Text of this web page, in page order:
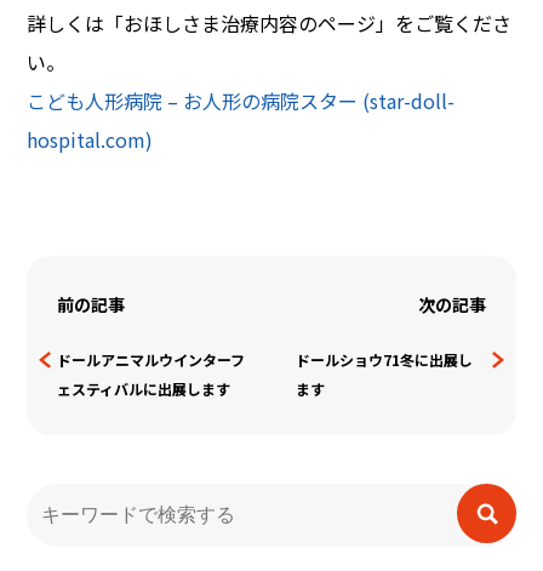
詳しくは「おほしさま治療内容のページ」をご覧くださ
い。
こども人形病院 – お人形の病院スター (star-doll-
hospital.com)
前の記事
ドールアニマルウインターフ
ェスティバルに出展します
次の記事
ドールショウ71冬に出展し
ます